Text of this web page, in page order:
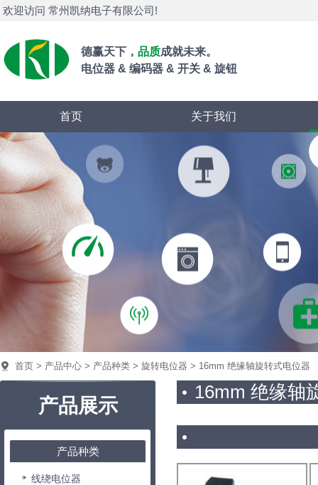
欢迎访问 常州凯纳电子有限公司!
德赢天下， 品质成就未来。
电位器 & 编码器 & 开关 & 旋钮
首页 关于我们
首页 > 产品中心 > 产品种类 > 旋转电位器 > 16mm 绝缘轴旋转式电位器
产品展示
产品种类
线绕电位器
16mm 绝缘轴